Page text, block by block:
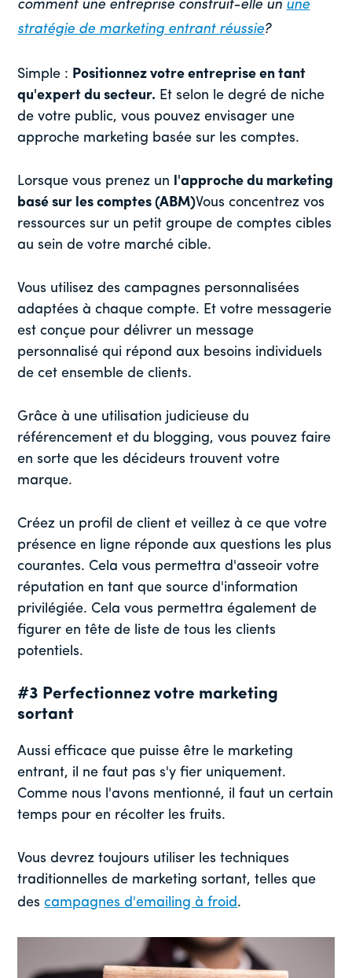
comment une entreprise construit-elle un une
stratégie de marketing entrant réussie?
Simple : Positionnez votre entreprise en tant
qu'expert du secteur. Et selon le degré de niche
de votre public, vous pouvez envisager une
approche marketing basée sur les comptes.
Lorsque vous prenez un l'approche du marketing
basé sur les comptes (ABM)Vous concentrez vos
ressources sur un petit groupe de comptes cibles
au sein de votre marché cible.
Vous utilisez des campagnes personnalisées
adaptées à chaque compte. Et votre messagerie
est conçue pour délivrer un message
personnalisé qui répond aux besoins individuels
de cet ensemble de clients.
Grâce à une utilisation judicieuse du
référencement et du blogging, vous pouvez faire
en sorte que les décideurs trouvent votre
marque.
Créez un profil de client et veillez à ce que votre
présence en ligne réponde aux questions les plus
courantes. Cela vous permettra d'asseoir votre
réputation en tant que source d'information
privilégiée. Cela vous permettra également de
figurer en tête de liste de tous les clients
potentiels.
#3 Perfectionnez votre marketing
sortant
Aussi efficace que puisse être le marketing
entrant, il ne faut pas s'y fier uniquement.
Comme nous l'avons mentionné, il faut un certain
temps pour en récolter les fruits.
Vous devrez toujours utiliser les techniques
traditionnelles de marketing sortant, telles que
descampagnes d'emailing à froid.